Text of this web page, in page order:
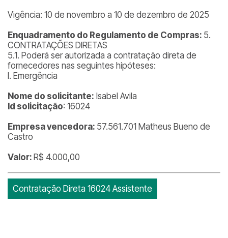
Vigência: 10 de novembro a 10 de dezembro de 2025
Enquadramento do Regulamento de Compras: 5.
CONTRATAÇÕES DIRETAS
5.1. Poderá ser autorizada a contratação direta de
fornecedores nas seguintes hipóteses:
I. Emergência
Nome do solicitante: Isabel Avila
Id solicitação: 16024
Empresa vencedora: 57.561.701 Matheus Bueno de
Castro
Valor: R$ 4.000,00
Contratação Direta 16024 Assistente